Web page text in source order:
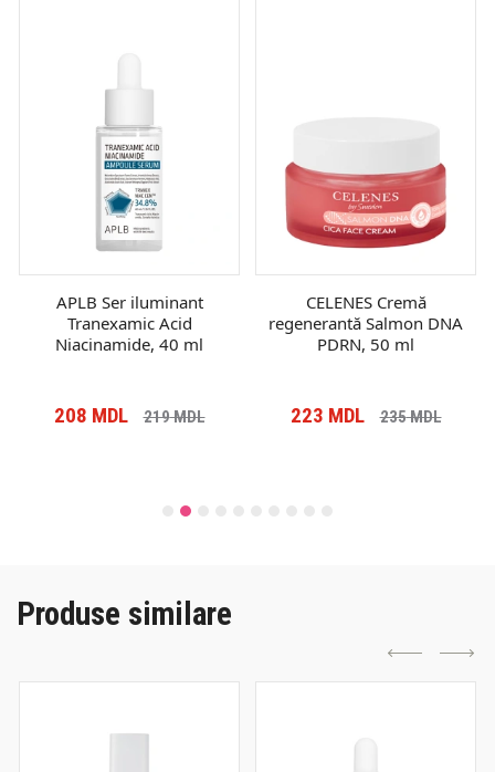
APLB Ser iluminant
Tranexamic Acid
Niacinamide, 40 ml
208 MDL 219MDL
CELENES Cremă
regenerantă Salmon DNA
PDRN, 50 ml
223 MDL 235MDL
Produse similare